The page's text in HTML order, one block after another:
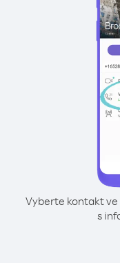
Vyberte kontakt
s